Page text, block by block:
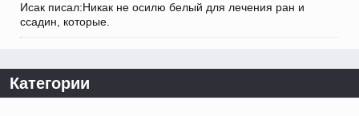
Исак писал:Никак не осилю белый для лечения ран и
ссадин, которые.
Категории